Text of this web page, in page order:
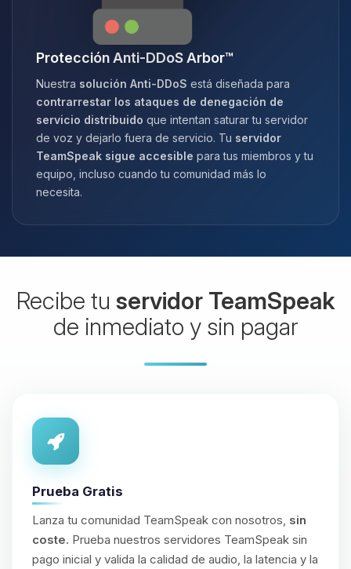
Protección Anti-DDoS Arbor™
Nuestra solución Anti-DDoS está diseñada para
contrarrestar los ataques de denegación de
servicio distribuido que intentan saturar tu servidor
de voz y dejarlo fuera de servicio. Tu servidor
TeamSpeak sigue accesible para tus miembros y tu
equipo, incluso cuando tu comunidad más lo
necesita.
Recibe tu servidor TeamSpeak
de inmediato y sin pagar
Prueba Gratis
Lanza tu comunidad TeamSpeak con nosotros, sin
coste. Prueba nuestros servidores TeamSpeak sin
pago inicial y valida la calidad de audio, la latencia y la